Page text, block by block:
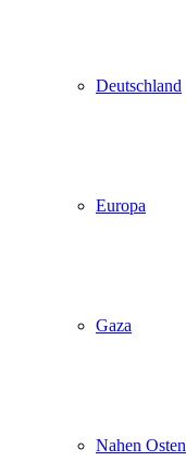
Deutschland
Europa
Gaza
Nahen Osten